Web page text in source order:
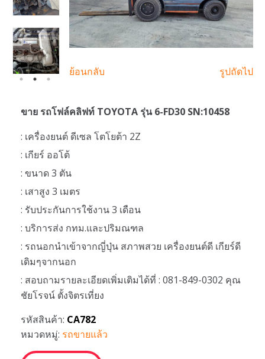
ย้อนกลับ รูปถัดไป
ขาย รถโฟล์คลิฟท์ TOYOTA รุ่น 6-FD30 SN:10458
: เครื่องยนต์ ดีเซล โตโยต้า 2Z
: เกียร์ ออโต้
: ขนาด 3 ตัน
: เสาสูง 3 เมตร
: รับประกันการใช้งาน 3 เดือน
: บริการส่ง กทม.และปริมณฑล
: รถนอกนำเข้าจากญี่ปุ่น สภาพสวย เครื่องยนต์ดี เกียร์ดี
เดิมๆจากนอก
: สอบถามรายละเอียดเพิ่มเติมได้ที่ : 081-849-0302 คุณ
ชัยโรจน์ ตั้งจิตรเที่ยง
รหัสสินค้า: CA782
หมวดหมู่: รถขายแล้ว